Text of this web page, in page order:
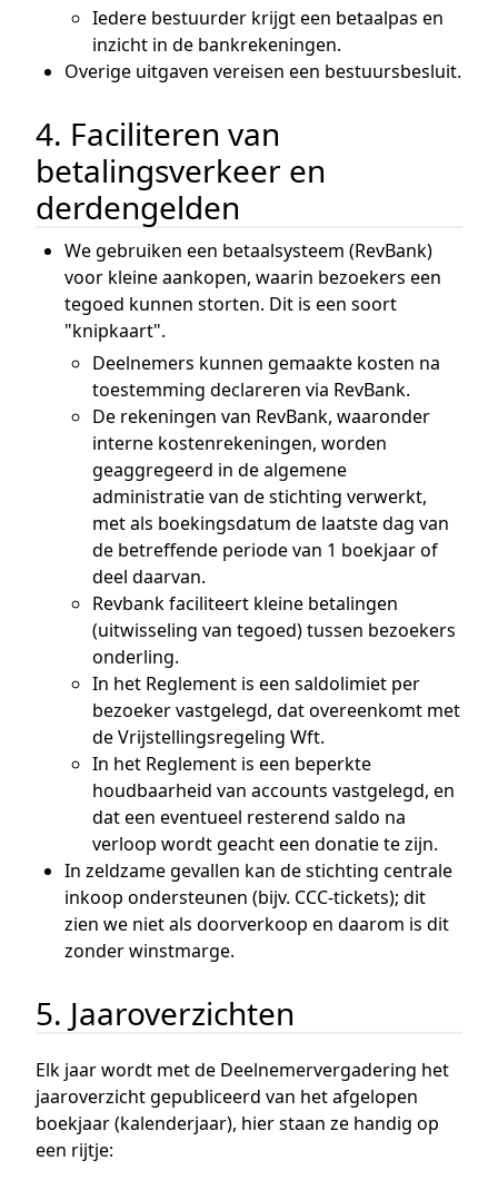
Iedere bestuurder krijgt een betaalpas en
inzicht in de bankrekeningen.
Overige uitgaven vereisen een bestuursbesluit.
4. Faciliteren van
betalingsverkeer en
derdengelden
We gebruiken een betaalsysteem (RevBank)
voor kleine aankopen, waarin bezoekers een
tegoed kunnen storten. Dit is een soort
"knipkaart".
Deelnemers kunnen gemaakte kosten na
toestemming declareren via RevBank.
De rekeningen van RevBank, waaronder
interne kostenrekeningen, worden
geaggregeerd in de algemene
administratie van de stichting verwerkt,
met als boekingsdatum de laatste dag van
de betreffende periode van 1 boekjaar of
deel daarvan.
Revbank faciliteert kleine betalingen
(uitwisseling van tegoed) tussen bezoekers
onderling.
In het Reglement is een saldolimiet per
bezoeker vastgelegd, dat overeenkomt met
de Vrijstellingsregeling Wft.
In het Reglement is een beperkte
houdbaarheid van accounts vastgelegd, en
dat een eventueel resterend saldo na
verloop wordt geacht een donatie te zijn.
In zeldzame gevallen kan de stichting centrale
inkoop ondersteunen (bijv. CCC-tickets); dit
zien we niet als doorverkoop en daarom is dit
zonder winstmarge.
5. Jaaroverzichten
Elk jaar wordt met de Deelnemervergadering het
jaaroverzicht gepubliceerd van het afgelopen
boekjaar (kalenderjaar), hier staan ze handig op
een rijtje: